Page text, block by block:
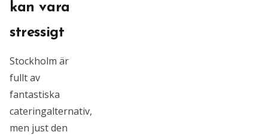
kan vara
stressigt
Stockholm är
fullt av
fantastiska
cateringalternativ,
men just den